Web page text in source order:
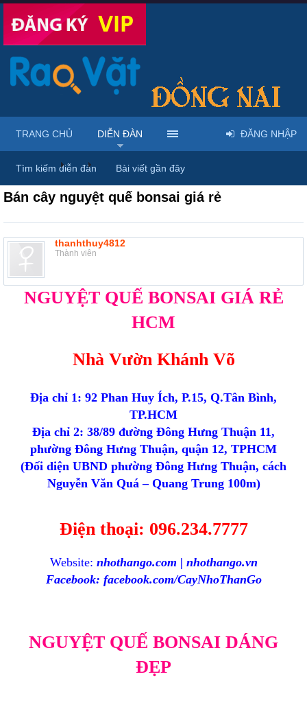
Diễn đàn ... Nội thất & Ngoại thất
Bán cây nguyệt quế bonsai giá rẻ
thanhthuy4812
Thành viên
NGUYỆT QUẾ BONSAI GIÁ RẺ
HCM
Nhà Vườn Khánh Võ
Địa chỉ 1: 92 Phan Huy Ích, P.15, Q.Tân Bình,
TP.HCM
Địa chỉ 2: 38/89 đường Đông Hưng Thuận 11,
phường Đông Hưng Thuận, quận 12, TPHCM
(Đối diện UBND phường Đông Hưng Thuận, cách
Nguyễn Văn Quá – Quang Trung 100m)
Điện thoại: 096.234.7777
Website: nhothango.com | nhothango.vn
Facebook: facebook.com/CayNhoThanGo
NGUYỆT QUẾ BONSAI DÁNG
ĐẸP
TRANG CHỦ DIỄN ĐÀN
Tìm kiếm diễn đàn Bài viết gần đây
ĐĂNG NHẬP